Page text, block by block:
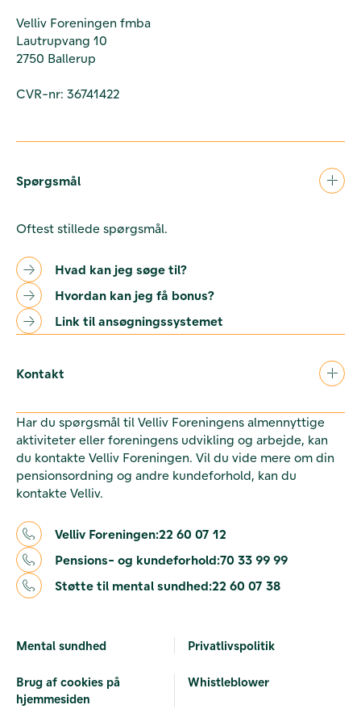
Velliv Foreningen fmba
Lautrupvang 10
2750 Ballerup
CVR-nr: 36741422
Spørgsmål
Oftest stillede spørgsmål.
Hvad kan jeg søge til?
Hvordan kan jeg få bonus?
Link til ansøgningssystemet
Kontakt
Har du spørgsmål til Velliv Foreningens almennyttige
aktiviteter eller foreningens udvikling og arbejde, kan
du kontakte Velliv Foreningen. Vil du vide mere om din
pensionsordning og andre kundeforhold, kan du
kontakte Velliv.
Velliv Foreningen:22 60 07 12
Pensions- og kundeforhold:70 33 99 99
Støtte til mental sundhed:22 60 07 38
Mental sundhed Privatlivspolitik
Brug af cookies på
hjemmesiden
Whistleblower